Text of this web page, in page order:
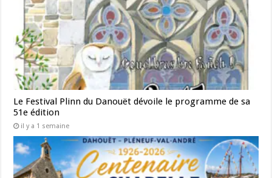
Le Festival Plinn du Danouët dévoile le programme de sa
51e édition
il y a 1 semaine